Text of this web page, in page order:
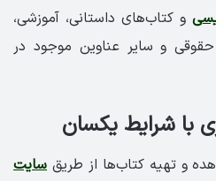
و کتاب‌های داستانی، آموزشی،
حقوقی و سایر عناوین موجود در
با شرایط یکسان
و تهیه کتاب‌ها از طریق سایت